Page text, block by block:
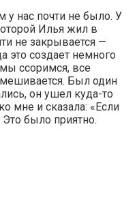
у нас почти не было. У
Илья жил в
не закрывается —
это создает немного
ссоримся, все
Был один
он ушел куда-то
мне и сказала: «Если
Это было приятно.